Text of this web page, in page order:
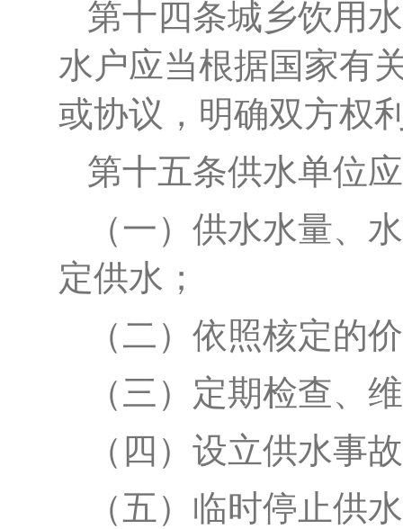
第十四条城乡饮用水
水户应当根据国家有
或协议，明确双方权
第十五条供水单位
（一）供水水量、
定供水；
（二）依照核定的
（三）定期检查、
（四）设立供水事
（五）临时停止供